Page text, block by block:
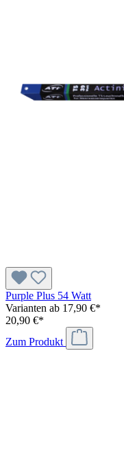
Purple Plus 54 Watt
Varianten ab 17,90 €*
20,90 €*
Zum Produkt